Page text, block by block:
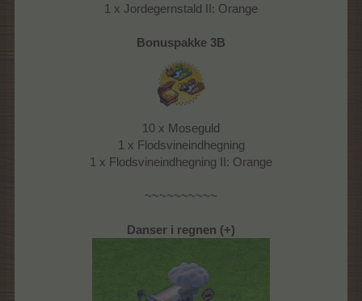
1 x Jordegernstald II: Orange
Bonuspakke 3B
10 x Moseguld
1 x Flodsvineindhegning
1 x Flodsvineindhegning II: Orange
~~~~~~~~~~
Danser i regnen (+)